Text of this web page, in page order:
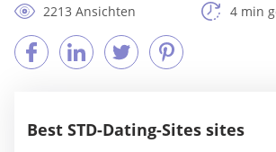
2213 Ansichten
4 min
Best STD-Dating-Sites sites